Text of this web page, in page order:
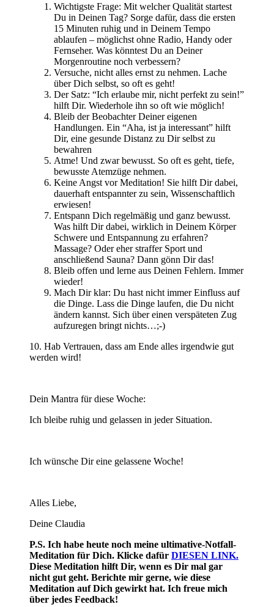
Wichtigste Frage: Mit welcher Qualität startest
Du in Deinen Tag? Sorge dafür, dass die ersten
15 Minuten ruhig und in Deinem Tempo
ablaufen – möglichst ohne Radio, Handy oder
Fernseher.​​ Was könntest Du an Deiner
Morgenroutine noch verbessern?
Versuche, nicht alles ernst zu nehmen. Lache
über Dich selbst, so oft es geht!
Der Satz: “Ich erlaube mir, nicht perfekt zu sein!​​”
hilft Dir. Wiederhole ihn so oft wie möglich!
​Bleib der Beobachter Deiner eigenen
Handlungen. Ein “Aha, ist ja interessant” hilft
Dir, eine gesunde Distanz zu Dir selbst zu
bewahren
Atme! Und zwar bewusst. So oft es geht, tiefe,
bewusste Atemzüge nehmen.
Keine Angst vor Meditation! Sie hilft Dir dabei,
dauerhaft entspannter zu sein, Wissenschaftlich
erwiesen!
Entspann Dich regelmäßig und ganz bewusst.
Was hilft Dir dabei, wirklich in Deinem Körper
Schwere und Entspannung zu erfahren?
Massage? Oder eher straffer Sport und
anschließend Sauna? Dann gönn Dir das!
Bleib offen und lerne aus Deinen Fehlern. Immer
wieder!
Mach Dir klar: Du hast nicht immer Einfluss auf
die Dinge. Lass die Dinge laufen, die Du nicht
ändern kannst. Sich über einen verspäteten Zug
aufzuregen bringt nichts…;-)
10. Hab Vertrauen, dass am Ende alles irgendwie gut
werden wird!
Dein Mantra für diese Woche:
Ich bleibe ruhig und gelassen in jeder Situation.
Ich wünsche Dir eine gelassene Woche!
Alles Liebe,
Deine Claudia
P.S. Ich habe heute noch meine ultimative-Notfall-
Meditation für Dich. Klicke dafür DIESEN LINK.
Diese Meditation hilft Dir, wenn es Dir mal gar
nicht gut geht. Berichte mir gerne, wie diese
Meditation auf Dich gewirkt hat. Ich freue mich
über jedes Feedback!